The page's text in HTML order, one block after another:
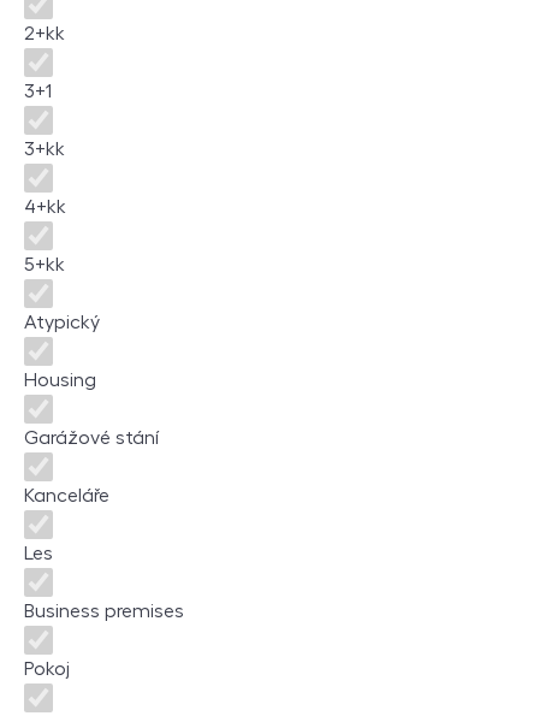
2+kk
3+1
3+kk
4+kk
5+kk
Atypický
Housing
Garážové stání
Kanceláře
Les
Business premises
Pokoj